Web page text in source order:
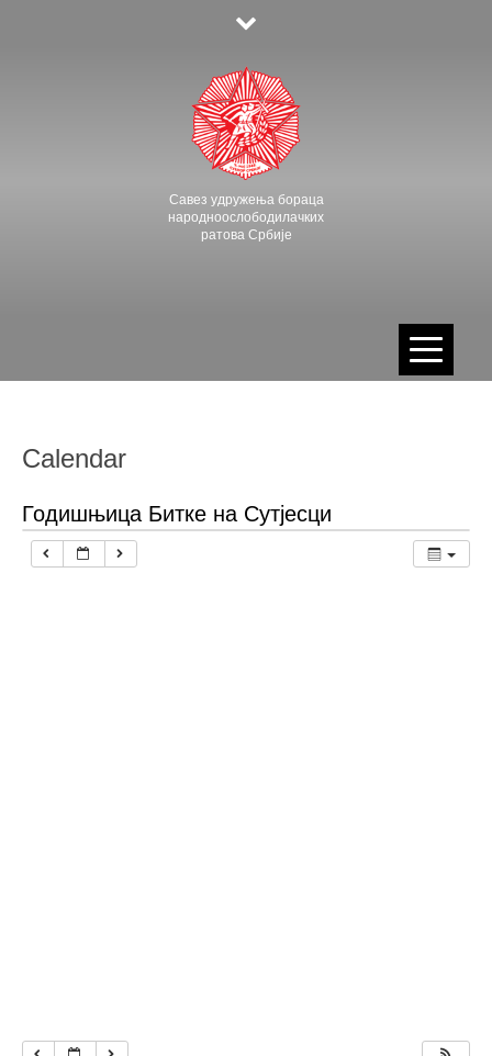
Савез удружења бораца
народноослободилачких
ратова Србије
Calendar
Годишњица Битке на Сутјесци